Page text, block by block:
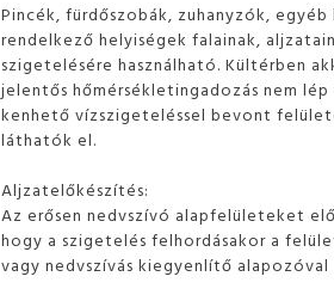
Pincék, fürdőszobák, zuhanyzók,
rendelkező helyiségek falainak,
szigetelésére használható. Kültérben
jelentős hőmérsékletingadozás nem
kenhető vízszigeteléssel bevont
láthatók el.
Aljzatelőkészítés:
Az erősen nedvszívó alapfelületeket
hogy a szigetelés felhordásakor a
vagy nedvszívás kiegyenlítő